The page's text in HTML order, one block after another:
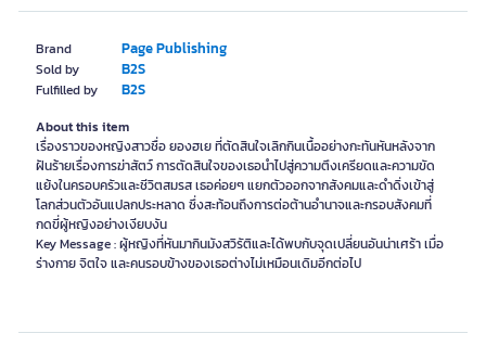
Brand Page Publishing
Sold by B2S
Fulfilled by B2S
About this item
เรื่องราวของหญิงสาวชื่อ ยองฮเย ที่ตัดสินใจเลิกกินเนื้ออย่างกะทันหันหลังจาก
ฝันร้ายเรื่องการฆ่าสัตว์ การตัดสินใจของเธอนำไปสู่ความตึงเครียดและความขัด
แย้งในครอบครัวและชีวิตสมรส เธอค่อยๆ แยกตัวออกจากสังคมและดำดิ่งเข้าสู่
โลกส่วนตัวอันแปลกประหลาด ซึ่งสะท้อนถึงการต่อต้านอำนาจและกรอบสังคมที่
กดขี่ผู้หญิงอย่างเงียบงัน
Key Message : ผู้หญิงที่หันมากินมังสวิรัติและได้พบกับจุดเปลี่ยนอันน่าเศร้า เมื่อ
ร่างกาย จิตใจ และคนรอบข้างของเธอต่างไม่เหมือนเดิมอีกต่อไป